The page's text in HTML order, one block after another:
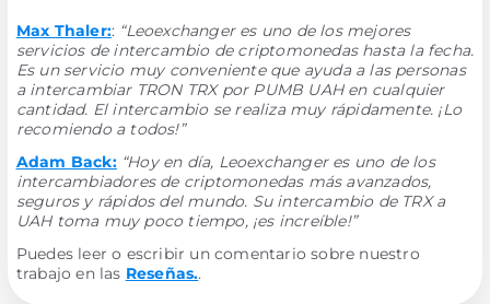
Max Thaler:: “Leoexchanger es uno de los mejores
servicios de intercambio de criptomonedas hasta la fecha.
Es un servicio muy conveniente que ayuda a las personas
a intercambiar TRON TRX por PUMB UAH en cualquier
cantidad. El intercambio se realiza muy rápidamente. ¡Lo
recomiendo a todos!”
Adam Back: “Hoy en día, Leoexchanger es uno de los
intercambiadores de criptomonedas más avanzados,
seguros y rápidos del mundo. Su intercambio de TRX a
UAH toma muy poco tiempo, ¡es increíble!”
Puedes leer o escribir un comentario sobre nuestro
trabajo en las Reseñas..